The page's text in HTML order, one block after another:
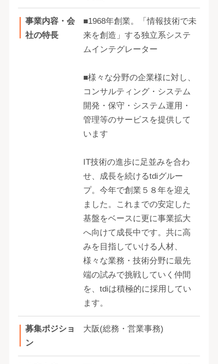
事業内容・会
社の特長
■1968年創業。「情報技術で未
来を創造」する独立系システ
ムインテグレーター
■様々な分野の企業様に対し、
コンサルティング・システム
開発・保守・システム運用・
管理等のサービスを提供して
います
IT技術の進歩に足並みを合わ
せ、成長を続けるtdiグルー
プ。今年で創業５８年を迎え
ました。これまでの安定した
基盤をベースに更に事業拡大
へ向けて成長中です。共に高
みを目指していける人材、
様々な業務・技術分野に最先
端の試みで挑戦していく仲間
を、tdiは積極的に採用してい
ます。
募集ポジショ
ン
大阪(総務・営業事務)